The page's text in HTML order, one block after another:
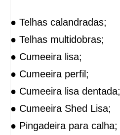
● Telhas calandradas;
● Telhas multidobras;
● Cumeeira lisa;
● Cumeeira perfil;
● Cumeeira lisa dentada;
● Cumeeira Shed Lisa;
● Pingadeira para calha;